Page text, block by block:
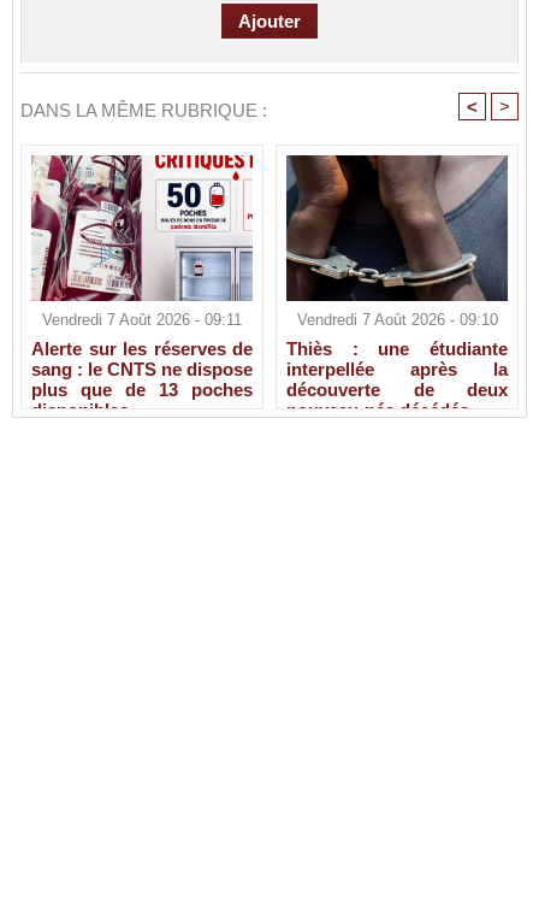
DANS LA MÊME RUBRIQUE : < >
Vendredi 7 Août 2026 - 09:11
Alerte sur les réserves de
sang : le CNTS ne dispose
plus que de 13 poches
disponibles
Vendredi 7 Août 2026 - 09:10
Thiès : une étudiante
interpellée après la
découverte de deux
nouveau-nés décédés